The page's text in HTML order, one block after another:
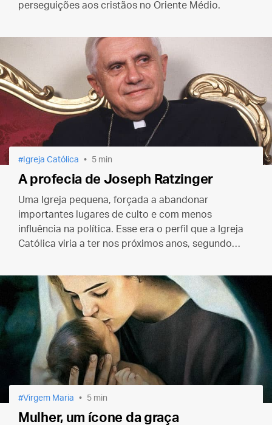
perseguições aos cristãos no Oriente Médio.
Igreja Católica 5 min
A profecia de Joseph Ratzinger
Uma Igreja pequena, forçada a abandonar
importantes lugares de culto e com menos
influência na política. Esse era o perfil que a Igreja
Católica viria a ter nos próximos anos, segundo
Virgem Maria 5 min
Mulher, um ícone da graça